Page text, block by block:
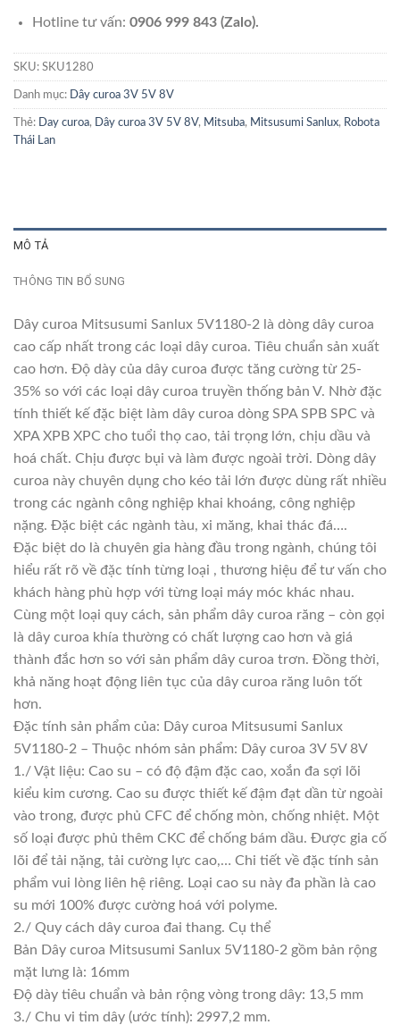
Hotline tư vấn: 0906 999 843 (Zalo).
SKU: SKU1280
Danh mục: Dây curoa 3V 5V 8V
Thẻ: Day curoa, Dây curoa 3V 5V 8V, Mitsuba, Mitsusumi Sanlux, Robota
Thái Lan
MÔ TẢ
THÔNG TIN BỔ SUNG
Dây curoa Mitsusumi Sanlux 5V1180-2 là dòng dây curoa
cao cấp nhất trong các loại dây curoa. Tiêu chuẩn sản xuất
cao hơn. Độ dày của dây curoa được tăng cường từ 25-
35% so với các loại dây curoa truyền thống bản V. Nhờ đặc
tính thiết kế đặc biệt làm dây curoa dòng SPA SPB SPC và
XPA XPB XPC cho tuổi thọ cao, tải trọng lớn, chịu dầu và
hoá chất. Chịu được bụi và làm được ngoài trời. Dòng dây
curoa này chuyên dụng cho kéo tải lớn được dùng rất nhiều
trong các ngành công nghiệp khai khoáng, công nghiệp
nặng. Đặc biệt các ngành tàu, xi măng, khai thác đá….
Đặc biệt do là chuyên gia hàng đầu trong ngành, chúng tôi
hiểu rất rõ về đặc tính từng loại , thương hiệu để tư vấn cho
khách hàng phù hợp với từng loại máy móc khác nhau.
Cùng một loại quy cách, sản phẩm dây curoa răng – còn gọi
là dây curoa khía thường có chất lượng cao hơn và giá
thành đắc hơn so với sản phẩm dây curoa trơn. Đồng thời,
khả năng hoạt động liên tục của dây curoa răng luôn tốt
hơn.
Đặc tính sản phẩm của: Dây curoa Mitsusumi Sanlux
5V1180-2 – Thuộc nhóm sản phẩm: Dây curoa 3V 5V 8V
1./ Vật liệu: Cao su – có độ đậm đặc cao, xoắn đa sợi lõi
kiểu kim cương. Cao su được thiết kế đậm đạt dần từ ngoài
vào trong, được phủ CFC để chống mòn, chống nhiệt. Một
số loại được phủ thêm CKC để chống bám dầu. Được gia cố
lõi để tải nặng, tải cường lực cao,… Chi tiết về đặc tính sản
phẩm vui lòng liên hệ riêng. Loại cao su này đa phần là cao
su mới 100% được cường hoá với polyme.
2./ Quy cách dây curoa đai thang. Cụ thể
Bản Dây curoa Mitsusumi Sanlux 5V1180-2 gồm bản rộng
mặt lưng là: 16mm
Độ dày tiêu chuẩn và bản rộng vòng trong dây: 13,5 mm
3./ Chu vi tim dây (ước tính): 2997,2 mm.